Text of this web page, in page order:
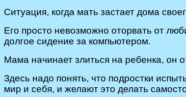
Ситуация, когда мать застает дома
Его просто невозможно оторвать от
долгое сидение за компьютером.
Мама начинает злиться на ребенка, он
Здесь надо понять, что подростки
мир и себя, и желают это делать